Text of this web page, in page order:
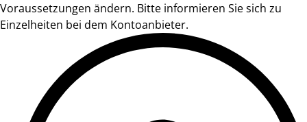
Voraussetzungen ändern. Bitte informieren Sie sich zu
Einzelheiten bei dem Kontoanbieter.